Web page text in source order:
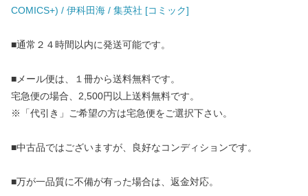
COMICS+) / 伊科田海 / 集英社 [コミック]
■通常２４時間以内に発送可能です。
■メール便は、１冊から送料無料です。
宅急便の場合、2,500円以上送料無料です。
※「代引き」ご希望の方は宅急便をご選択下さい。
■中古品ではございますが、良好なコンディションです。
■万が一品質に不備が有った場合は、返金対応。